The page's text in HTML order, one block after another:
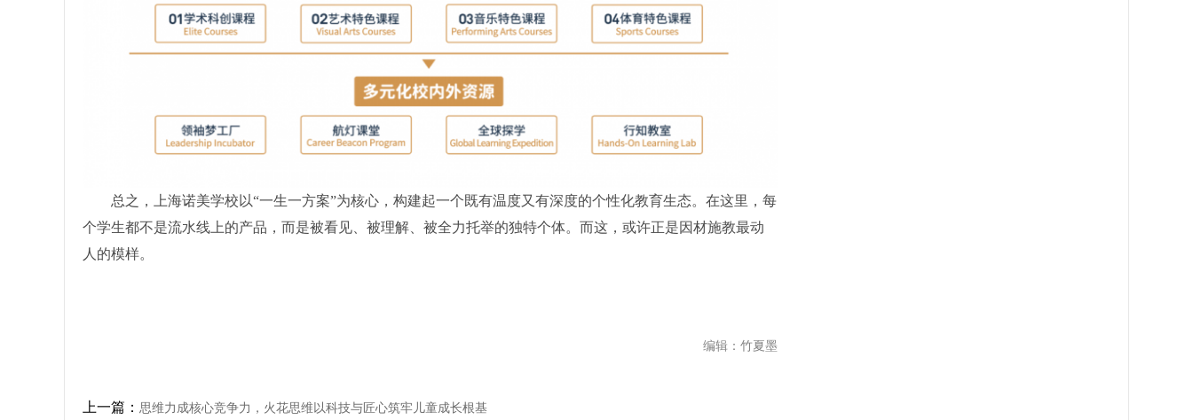
总之，上海诺美学校以“一生一方案”为核心，构建起一个既有温度又有深度的个性化教育生态。在这里，每
个学生都不是流水线上的产品，而是被看见、被理解、被全力托举的独特个体。而这，或许正是因材施教最动
人的模样。
编辑：竹夏墨
上一篇： 思维力成核心竞争力，火花思维以科技与匠心筑牢儿童成长根基